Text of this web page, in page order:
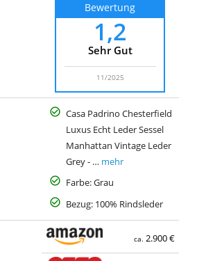
Bewertung
1,2
Sehr Gut
11/2025
Casa Padrino Chesterfield
Luxus Echt Leder Sessel
Manhattan Vintage Leder
Grey - … mehr
Farbe: Grau
Bezug: 100% Rindsleder
ca. 2.900 €